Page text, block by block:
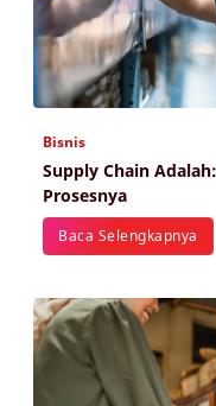
Bisnis
Supply Chain
Prosesnya
Baca Selengkapnya